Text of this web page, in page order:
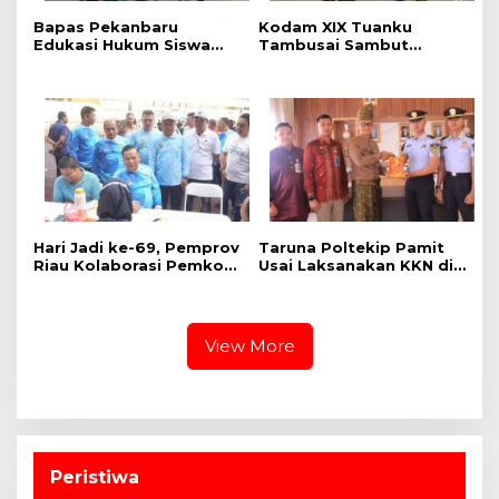
Bapas Pekanbaru
Edukasi Hukum Siswa
Perempuan dan Anak
Kodam XIX Tuanku
Tambusai Sambut
Bulqin dan Yonif TP
898/Pancalang Cakti
‎Hari Jadi ke-69, Pemprov
Riau Kolaborasi Pemkot
Taruna Poltekip Pamit
Usai Laksanakan KKN di
View More
Peristiwa